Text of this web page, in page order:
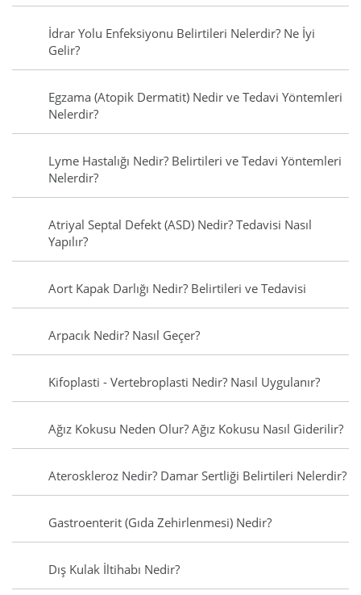
İdrar Yolu Enfeksiyonu Belirtileri Nelerdir? Ne İyi
Gelir?
Egzama (Atopik Dermatit) Nedir ve Tedavi Yöntemleri
Nelerdir?
Lyme Hastalığı Nedir? Belirtileri ve Tedavi Yöntemleri
Nelerdir?
Atriyal Septal Defekt (ASD) Nedir? Tedavisi Nasıl
Yapılır?
Aort Kapak Darlığı Nedir? Belirtileri ve Tedavisi
Arpacık Nedir? Nasıl Geçer?
Kifoplasti - Vertebroplasti Nedir? Nasıl Uygulanır?
Ağız Kokusu Neden Olur? Ağız Kokusu Nasıl Giderilir?
Ateroskleroz Nedir? Damar Sertliği Belirtileri Nelerdir?
Gastroenterit (Gıda Zehirlenmesi) Nedir?
Dış Kulak İltihabı Nedir?